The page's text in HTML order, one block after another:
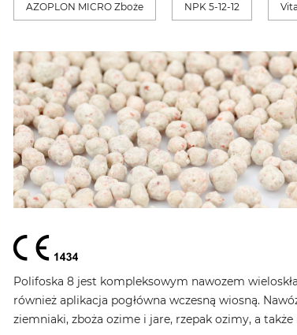
AZOPLON MICRO Zboże NPK 5-12-12
Polifoska 8 jest kompleksowym nawozem
również aplikacja pogłówna wczesną wiosną.
ziemniaki, zboża ozime i jare, rzepak ozimy, a